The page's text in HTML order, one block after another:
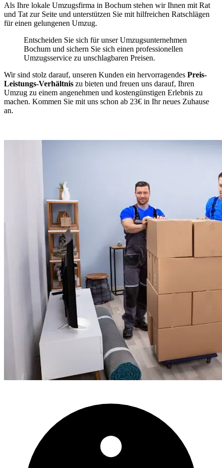
Als Ihre lokale Umzugsfirma in Bochum stehen wir Ihnen mit Rat
und Tat zur Seite und unterstützen Sie mit hilfreichen Ratschlägen
für einen gelungenen Umzug.
Entscheiden Sie sich für unser Umzugsunternehmen
Bochum und sichern Sie sich einen professionellen
Umzugsservice zu unschlagbaren Preisen.
Wir sind stolz darauf, unseren Kunden ein hervorragendes Preis-
Leistungs-Verhältnis zu bieten und freuen uns darauf, Ihren
Umzug zu einem angenehmen und kostengünstigen Erlebnis zu
machen. Kommen Sie mit uns schon ab 23€ in Ihr neues Zuhause
an.